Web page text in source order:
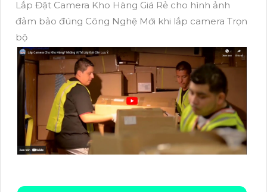
Lắp Đặt Camera Kho Hàng Giá Rẻ cho hình ảnh
đảm bảo đúng Công Nghệ Mới khi lắp camera Trọn
bộ